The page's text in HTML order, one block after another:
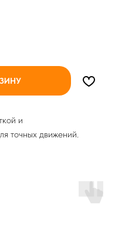
и
точных движений.